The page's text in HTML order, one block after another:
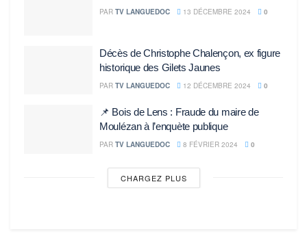
PAR TV LANGUEDOC 13 DÉCEMBRE 2024 0
Décès de Christophe Chalençon, ex figure
historique des Gilets Jaunes
PAR TV LANGUEDOC 12 DÉCEMBRE 2024 0
📌 Bois de Lens : Fraude du maire de
Moulézan à l’enquète publique
PAR TV LANGUEDOC 8 FÉVRIER 2024 0
CHARGEZ PLUS